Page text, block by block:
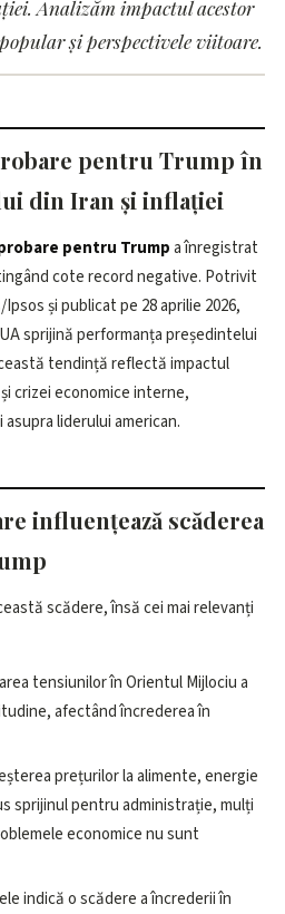
Trump la
din cauza
Iran și inflației
Analizăm impactul acestor
și perspectivele viitoare.
pentru Trump în
din Iran și inflației
pentru Trumpa înregistrat
cote record negative. Potrivit
și publicat pe 28 aprilie 2026,
sprijină performanța președintelui
tendință reflectă impactul
crizei economice interne,
liderului american.
influențează scăderea
scădere, însă cei mai relevanți
tensiunilor în Orientul Mijlociu a
afectând încrederea în
prețurilor la alimente, energie
sprijinul pentru administrație, mulți
economice nu sunt
indică o scădere a încrederii în